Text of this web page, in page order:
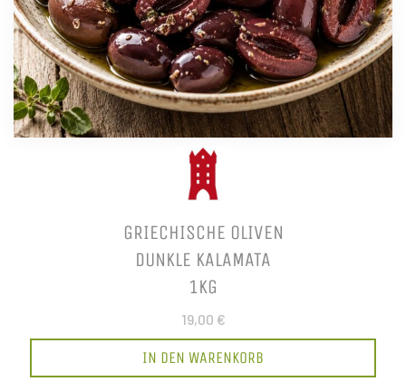
GRIECHISCHE OLIVEN
DUNKLE KALAMATA
1KG
19,00 €
IN DEN WARENKORB